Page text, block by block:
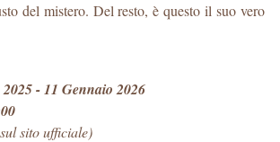
del mistero. Del resto, è questo il suo vero
- 11 Gennaio 2026
sito ufficiale)